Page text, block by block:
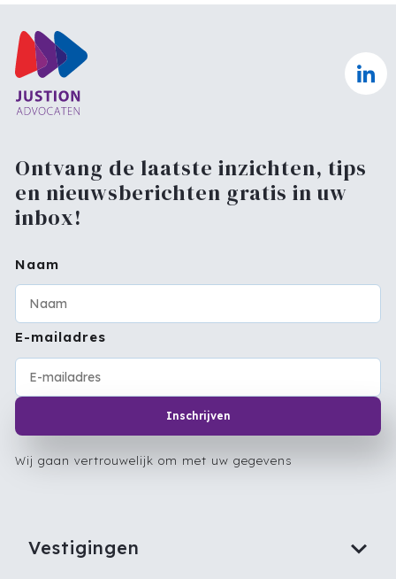
Vestigingen
Ontvang de laatste inzichten, tips
en nieuwsberichten gratis in uw
inbox!
Naam
E-mailadres
Inschrijven
Wij gaan vertrouwelijk om met uw gegevens